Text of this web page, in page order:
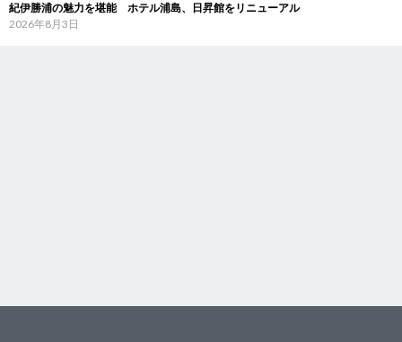
紀伊勝浦の魅力を堪能 ホテル浦島、日昇館をリニューアル
2026年8月3日